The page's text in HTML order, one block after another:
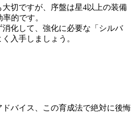
切ですが、序盤は星4以上の装備
的です。
化して、強化に必要な「シルバ
入手しましょう。
バイス、この育成法で絶対に後悔